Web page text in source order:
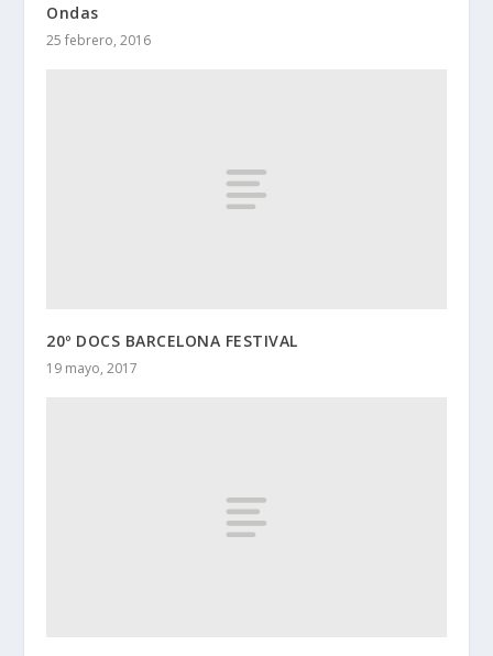
Ondas
25 febrero, 2016
20º DOCS BARCELONA FESTIVAL
19 mayo, 2017